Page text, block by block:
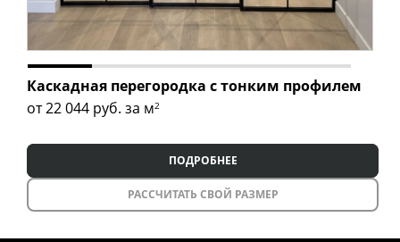
Каскадная перегородка с тонким профилем
от 22 044 руб. за м2
ПОДРОБНЕЕ
РАССЧИТАТЬ СВОЙ РАЗМЕР